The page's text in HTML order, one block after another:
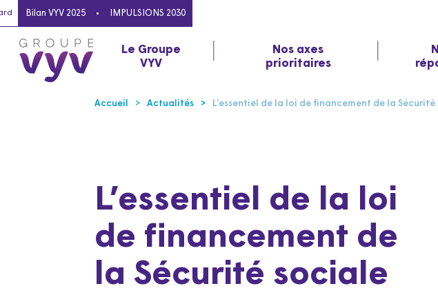
Bilan VYV 2025 IMPULSIONS 2030
Le Groupe
VYV
Nos axes
prioritaires
Accueil Actualités L’essentiel de la loi de financement de la Sécurité
L’essentiel de la loi
de financement de
la Sécurité sociale